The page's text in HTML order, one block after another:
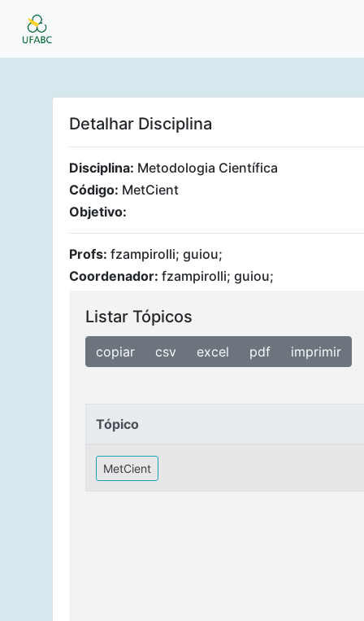
Detalhar Disciplina
Disciplina: Metodologia Científica
Código: MetCient
Objetivo:
Profs: fzampirolli; guiou;
Coordenador: fzampirolli; guiou;
Listar Tópicos
copiar csv excel pdf imprimir
Tópico
Tópico
MetCient